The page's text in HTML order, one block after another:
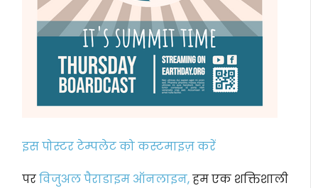
इस पोस्टर टेम्पलेट को कस्टमाइज़ करें
परविजुअल पैराडाइम ऑनलाइन,हम एक शक्तिशाली